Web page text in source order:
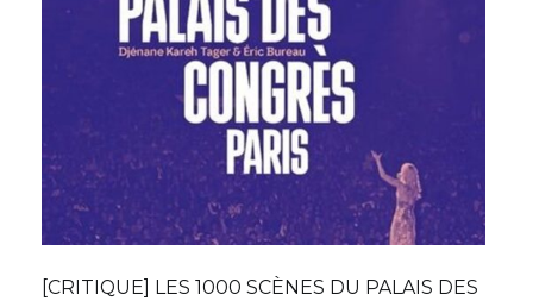
[CRITIQUE] LES 1000 SCÈNES DU PALAIS DES